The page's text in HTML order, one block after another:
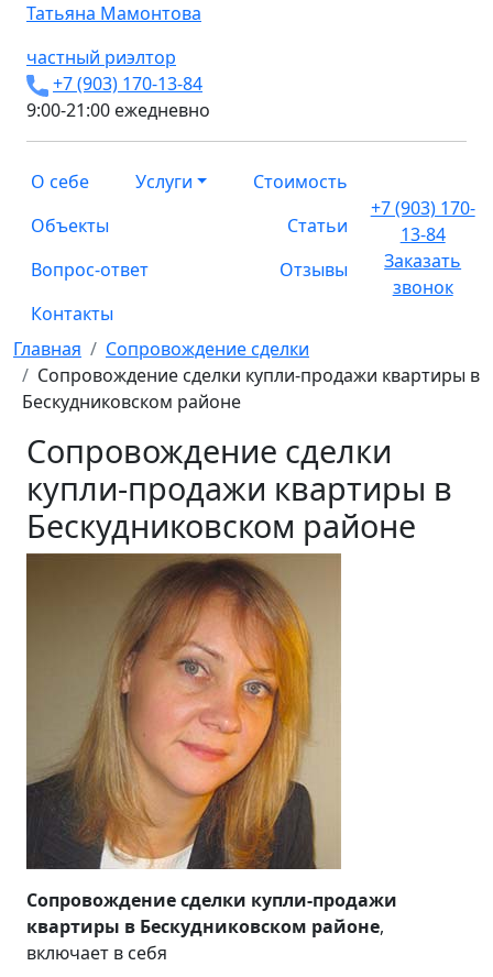
Татьяна Мамонтова
частный риэлтор
+7 (903) 170-13-84
9:00-21:00 ежедневно
О себе Услуги
Стоимость
Объекты
Статьи
Вопрос-ответ
Отзывы
Контакты
+7 (903) 170-
13-84
Заказать
звонок
Главная
Сопровождение сделки
Сопровождение сделки купли-продажи квартиры в
Бескудниковском районе
Сопровождение сделки
купли-продажи квартиры в
Бескудниковском районе
Сопровождение сделки купли-продажи
квартиры в Бескудниковском районе,
включает в себя